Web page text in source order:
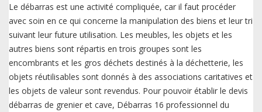
Le débarras est une activité compliquée, car il faut procéder
avec soin en ce qui concerne la manipulation des biens et leur tri
suivant leur future utilisation. Les meubles, les objets et les
autres biens sont répartis en trois groupes sont les
encombrants et les gros déchets destinés à la déchetterie, les
objets réutilisables sont donnés à des associations caritatives et
les objets de valeur sont revendus. Pour pouvoir établir le devis
débarras de grenier et cave, Débarras 16 professionnel du